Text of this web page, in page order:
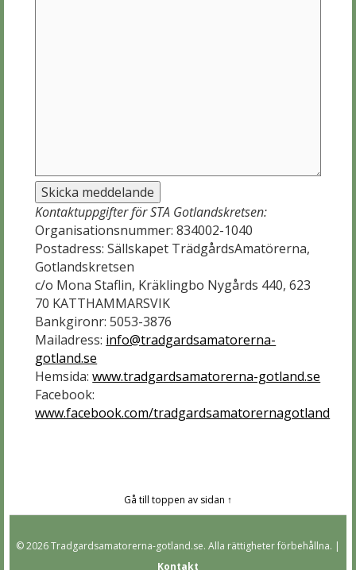
Kontaktuppgifter för STA Gotlandskretsen:
Organisationsnummer: 834002-1040
Postadress: Sällskapet TrädgårdsAmatörerna,
Gotlandskretsen
c/o Mona Staflin, Kräklingbo Nygårds 440, 623
70 KATTHAMMARSVIK
Bankgironr: 5053-3876
Mailadress: info@tradgardsamatorerna-
gotland.se
Hemsida:www.tradgardsamatorerna-gotland.se
Facebook:
www.facebook.com/tradgardsamatorernagotland
Gå till toppen av sidan ↑
© 2026 Tradgardsamatorerna-gotland.se. Alla rättigheter förbehållna. |
Kontakt